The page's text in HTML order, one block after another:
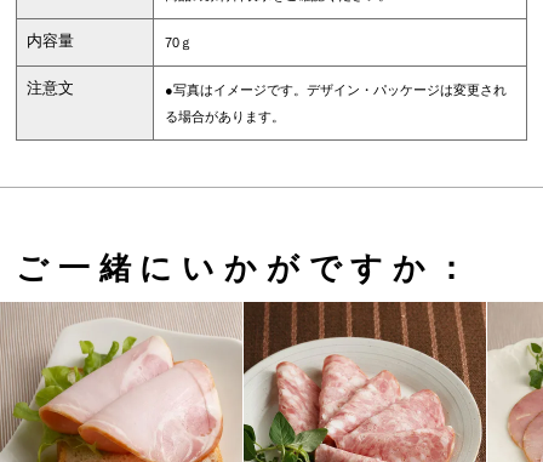
内容量 70ｇ
注意文
●写真はイメージです。デザイン・パッケージは変更され
る場合があります。
ご一緒にいかがですか：